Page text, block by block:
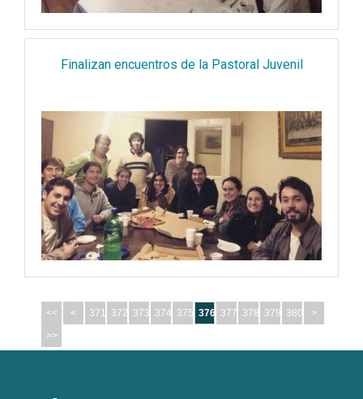
Finalizan encuentros de la Pastoral Juvenil
<< < 371 372 373 374 375 376 377 378 379 380
>
>>